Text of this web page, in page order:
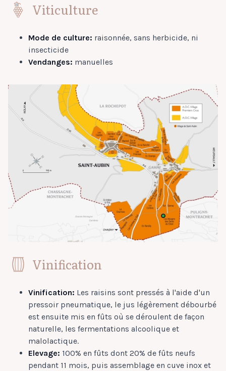
Viticulture
Mode de culture: raisonnée, sans herbicide, ni
insecticide
Vendanges: manuelles
Vinification
Vinification: Les raisins sont pressés à l'aide d'un
pressoir pneumatique, le jus légèrement débourbé
est ensuite mis en fûts où se déroulent de façon
naturelle, les fermentations alcoolique et
malolactique.
Elevage: 100% en fûts dont 20% de fûts neufs
pendant 11 mois, puis assemblage en cuve inox et